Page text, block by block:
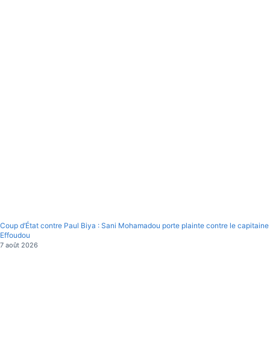
Coup d’État contre Paul Biya : Sani Mohamadou porte plainte contre le capitaine
Effoudou
7 août 2026